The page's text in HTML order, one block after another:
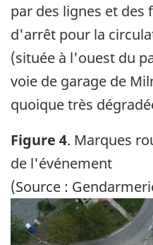
par des lignes et des
d'arrêt pour la
(située à l'ouest du
voie de garage de
quoique très
Figure 4. Marques
de l'événement
(Source :
Image